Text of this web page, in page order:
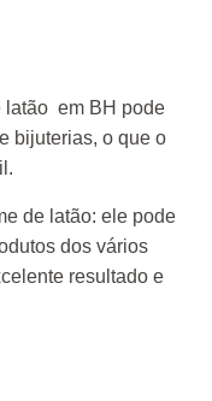
latão em BH pode
bijuterias, o que o
de latão: ele pode
dos vários
resultado e